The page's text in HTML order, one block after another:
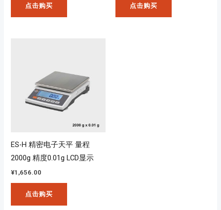
点击购买 点击购买
ES-H 精密电子天平 量程
2000g 精度0.01g LCD显示
¥1,656.00
点击购买